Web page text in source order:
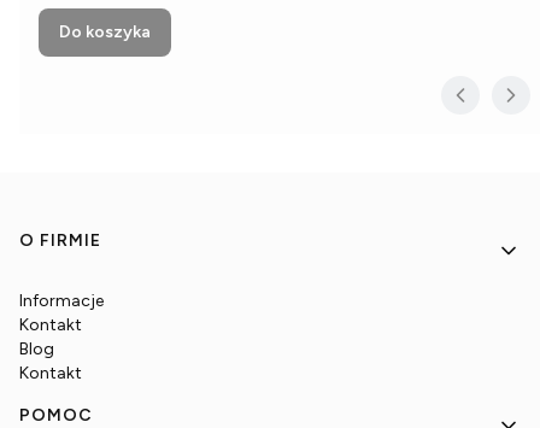
Do koszyka
Linki w stopce
O FIRMIE
Informacje
Kontakt
Blog
Kontakt
POMOC